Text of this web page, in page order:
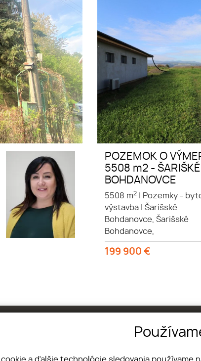
Slnečný
Tiché prostredie
Turistika
POZEMOK O VÝMERE
- ŠARIŠKÉ BOHDANOVCE
POZEMOK O
5508 m2 - ŠARIŠKÉ
BOHDANOVCE
5508 m2
Pozemky -
výstavba
Šarišské
Bohdanovce, Šarišské
Bohdanovce,
199 900 €
Nehnuteľnosti
Dopyt